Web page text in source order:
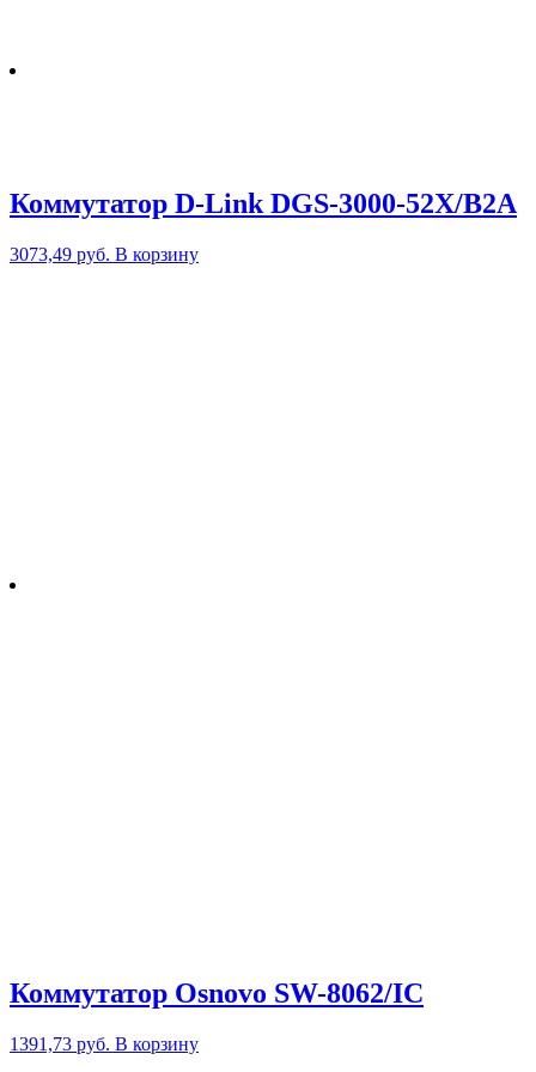
Коммутатор D-Link DGS-3000-52X/B2A
3073,49 руб. В корзину
Коммутатор Osnovo SW-8062/IC
1391,73 руб. В корзину